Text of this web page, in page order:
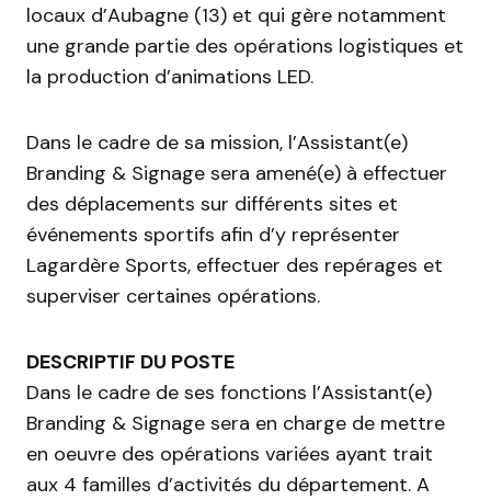
locaux d’Aubagne (13) et qui gère notamment
une grande partie des opérations logistiques et
la production d’animations LED.
Dans le cadre de sa mission, l’Assistant(e)
Branding & Signage sera amené(e) à effectuer
des déplacements sur différents sites et
événements sportifs afin d’y représenter
Lagardère Sports, effectuer des repérages et
superviser certaines opérations.
DESCRIPTIF DU POSTE
Dans le cadre de ses fonctions l’Assistant(e)
Branding & Signage sera en charge de mettre
en oeuvre des opérations variées ayant trait
aux 4 familles d’activités du département. A